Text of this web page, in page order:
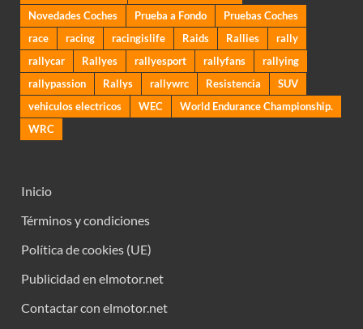
Novedades Coches
Prueba a Fondo
Pruebas Coches
race
racing racingislife Raids Rallies
rally
rallycar
Rallyes rallyesport rallyfans
rallying
rallypassion
Rallys rallywrc Resistencia
SUV
vehiculos electricos
WEC
World Endurance Championship.
WRC
Inicio
Términos y condiciones
Política de cookies (UE)
Publicidad en elmotor.net
Contactar con elmotor.net